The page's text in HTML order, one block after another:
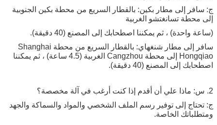
ج: سافر إلى مطار بكين: بالقطار السريع من محطة بكين الجنوبية
إلى محطة تسانغتشو الغربية
(ساعة واحدة) ، ثم يمكننا اصطحابك إلى المصنع (40 دقيقة).
سافر إلى مطار شنغهاي: بالقطار السريع من محطة Shanghai
Hongqiao إلى محطة Cangzhou الغربية (4.5 ساعة) ، ثم يمكننا
اصطحابك إلى المصنع (40 دقيقة).
2. س: ماذا علي أن أقدم إذا كنت أرغب في آلة مخصصة؟
ج: تحتاج إلى توفير رسم الملف الشخصي والمواد والسماكة والجهد
ومتطلباتك الخاصة.